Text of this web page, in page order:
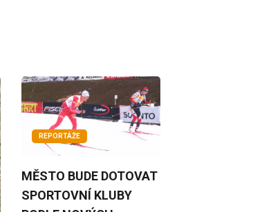
REPORTÁŽE
MĚSTO BUDE DOTOVAT
SPORTOVNÍ KLUBY